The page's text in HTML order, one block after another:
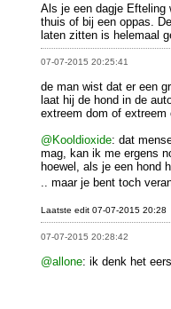
Als je een dagje Efteling
thuis of bij een oppas.
laten zitten is helemaal
07-07-2015 20:25:41
de man wist dat er een
laat hij de hond in de
extreem dom of extreem
@Kooldioxide: dat
mag, kan ik me ergens
hoewel, als je een hond
.. maar je bent toch
Laatste edit 07-07-2015 20:28
07-07-2015 20:28:42
@allone: ik denk het